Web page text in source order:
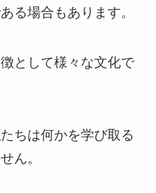
る場合もあります。
として様々な文化で
ちは何かを学び取る
ん。